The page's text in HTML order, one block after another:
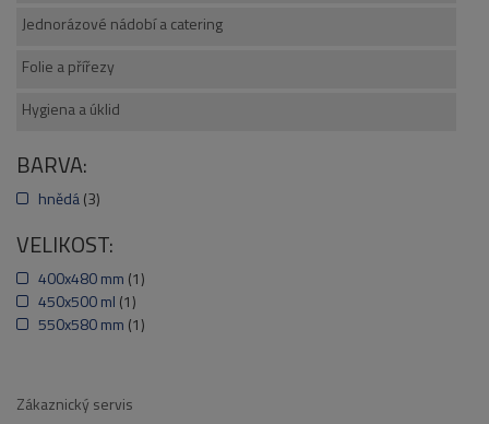
Jednorázové nádobí a catering
Folie a přířezy
Hygiena a úklid
BARVA:
hnědá (3)
VELIKOST:
400x480 mm (1)
450x500 ml (1)
550x580 mm (1)
Zákaznický servis